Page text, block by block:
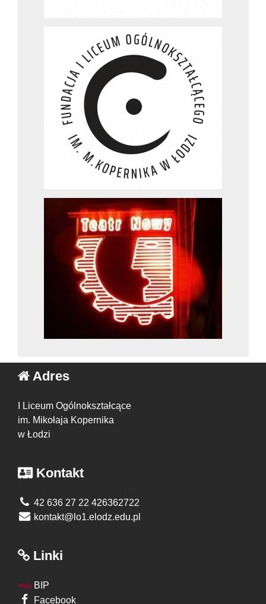
Adres
I Liceum Ogólnokształcące
im. Mikołaja Kopernika
w Łodzi
Kontakt
42 636 27 22 426362722
kontakt@lo1.elodz.edu.pl
Linki
BIP
Facebook